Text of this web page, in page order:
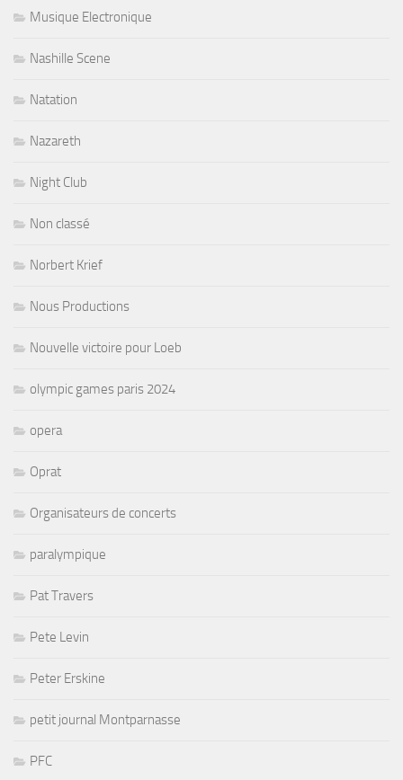
Musique Electronique
Nashille Scene
Natation
Nazareth
Night Club
Non classé
Norbert Krief
Nous Productions
Nouvelle victoire pour Loeb
olympic games paris 2024
opera
Oprat
Organisateurs de concerts
paralympique
Pat Travers
Pete Levin
Peter Erskine
petit journal Montparnasse
PFC